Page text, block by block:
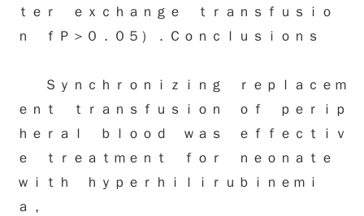
ｔｅｒ ｅｘｃｈａｎｇｅ ｔｒａｎｓｆｕｓｉｏ
ｎ ｆＰ＞０．０５）．Ｃｏｎｃｌｕｓｉｏｎｓ
Ｓｙｎｃｈｒｏｎｉｚｉｎｇ ｒｅｐｌａｃｅｍ
ｅｎｔ ｔｒａｎｓｆｕｓｉｏｎ ｏｆ ｐｅｒｉｐ
ｈｅｒａｌ ｂｌｏｏｄ ｗａｓ ｅｆｆｅｃｔｉｖ
ｅ ｔｒｅａｔｍｅｎｔ ｆｏｒ ｎｅｏｎａｔｅ
ｗｉｔｈ ｈｙｐｅｒｈｉｌｉｒｕｂｉｎｅｍｉ
ａ，